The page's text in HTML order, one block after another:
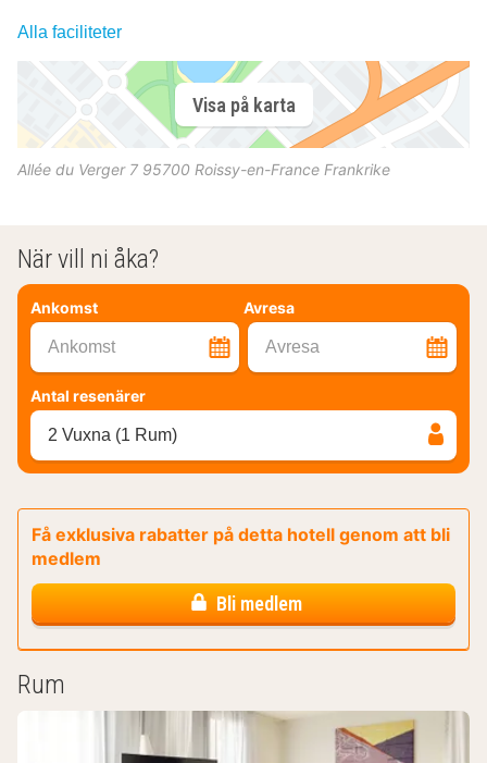
Alla faciliteter
Visa på karta
Allée du Verger 7 95700 Roissy-en-France Frankrike
När vill ni åka?
Ankomst Avresa
Ankomst Avresa
Antal resenärer
2 Vuxna (1 Rum)
Få exklusiva rabatter på detta hotell genom att bli
medlem
Bli medlem
Rum